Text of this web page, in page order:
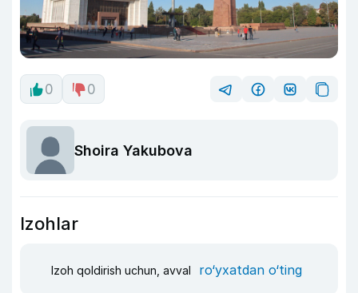
0 0
Shoira Yakubova
Izohlar
Izoh qoldirish uchun, avval ro‘yxatdan o‘ting